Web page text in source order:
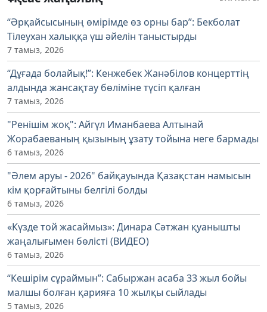
“Әрқайсысының өмірімде өз орны бар”: Бекболат
Тілеухан халыққа үш әйелін таныстырды
7 тамыз, 2026
“Дұғада болайық!”: Кенжебек Жанәбілов концерттің
алдында жансақтау бөліміне түсіп қалған
7 тамыз, 2026
"Ренішім жоқ": Айгүл Иманбаева Алтынай
Жорабаеваның қызының ұзату тойына неге бармады
6 тамыз, 2026
"Әлем аруы - 2026" байқауында Қазақстан намысын
кім қорғайтыны белгілі болды
6 тамыз, 2026
«Күзде той жасаймыз»: Динара Сәтжан қуанышты
жаңалығымен бөлісті (ВИДЕО)
6 тамыз, 2026
“Кешірім сұраймын”: Сабыржан асаба 33 жыл бойы
малшы болған қарияға 10 жылқы сыйлады
5 тамыз, 2026